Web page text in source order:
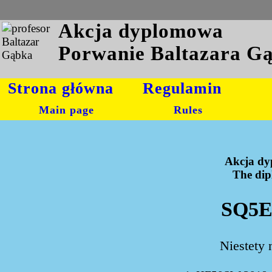
Akcja dyplomowa
Porwanie Baltazara
Strona główna
Main page
Regulamin
Rules
Akcja
The
Niestety